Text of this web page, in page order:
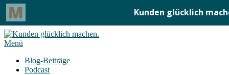
Menü
Blog-Beiträge
Podcast